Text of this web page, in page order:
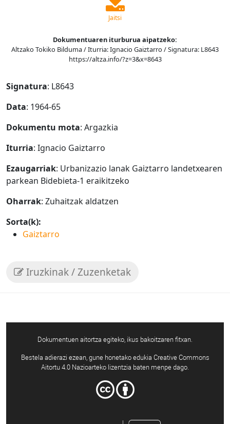
Jaitsi
Dokumentuaren iturburua aipatzeko:
Altzako Tokiko Bilduma / Iturria: Ignacio Gaiztarro / Signatura: L8643
https://altza.info/?z=3&x=8643
Signatura: L8643
Data: 1964-65
Dokumentu mota: Argazkia
Iturria: Ignacio Gaiztarro
Ezaugarriak: Urbanizazio lanak Gaiztarro landetxearen
parkean Bidebieta-1 eraikitzeko
Oharrak: Zuhaitzak aldatzen
Sorta(k):
Gaiztarro
Iruzkinak / Zuzenketak
Dokumentuen aitortza egiteko, ikus bakoitzaren fitxan.
Bestela adierazi ezean, gune honetako edukia Creative Commons
Aitortu 4.0 Nazioarteko lizentzia baten menpe dago.